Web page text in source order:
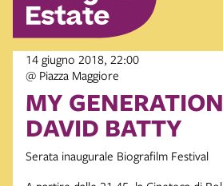
14 giugno 2018, 22:00
@ Piazza Maggiore
MY
DAVID BATTY
Serata inaugurale Biografilm Festival